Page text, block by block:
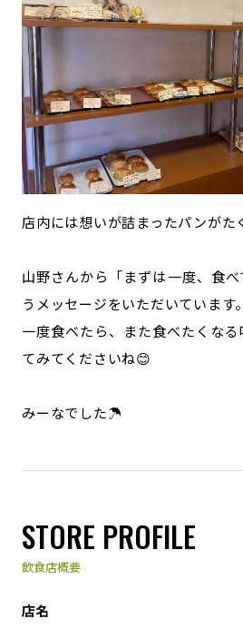
店内には想いが詰まったパンがた
山野さんから「まずは一度、食
うメッセージをいただいています。
一度食べたら、また食べたくな
てみてくださいね😊
みーなでした☂️
STORE PROFILE
飲食店概要
店名